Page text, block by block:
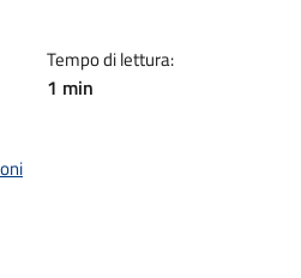
Tempo di lettura:
1 min